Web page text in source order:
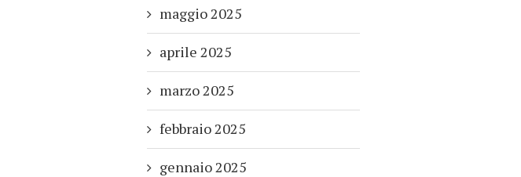
maggio 2025
aprile 2025
marzo 2025
febbraio 2025
gennaio 2025